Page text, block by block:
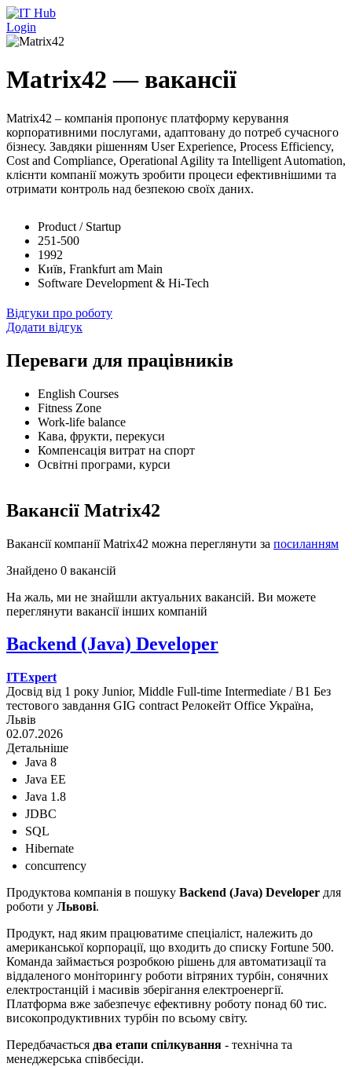
Перейти до основного вмісту
Login
Matrix42 — вакансії
Matrix42 – компанія пропонує платформу керування
корпоративними послугами, адаптовану до потреб сучасного
бізнесу. Завдяки рішенням User Experience, Process Efficiency,
Cost and Compliance, Operational Agility та Intelligent Automation,
клієнти компанії можуть зробити процеси ефективнішими та
отримати контроль над безпекою своїх даних.
Product / Startup
251-500
1992
Київ, Frankfurt am Main
Software Development & Hi-Tech
Відгуки про роботу
Додати відгук
Переваги для працівників
English Courses
Fitness Zone
Work-life balance
Кава, фрукти, перекуси
Компенсація витрат на спорт
Освітні програми, курси
Вакансії Matrix42
Вакансії компанії Matrix42 можна переглянути за посиланням
Знайдено 0 вакансій
На жаль, ми не знайшли актуальних вакансій. Ви можете
переглянути вакансії інших компаній
Backend (Java) Developer
ITExpert
Досвід від 1 року Junior, Middle Full-time Intermediate / B1 Без
тестового завдання GIG contract Релокейт Office Україна,
Львів
02.07.2026
Детальніше
Java 8
Java EE
Java 1.8
JDBC
SQL
Hibernate
concurrency
Продуктова компанія в пошуку Backend (Java) Developer для
роботи у Львові.
Продукт, над яким працюватиме спеціаліст, належить до
американської корпорації, що входить до списку Fortune 500.
Команда займається розробкою рішень для автоматизації та
віддаленого моніторингу роботи вітряних турбін, сонячних
електростанцій і масивів зберігання електроенергії.
Платформа вже забезпечує ефективну роботу понад 60 тис.
високопродуктивних турбін по всьому світу.
Передбачається два етапи спілкування - технічна та
менеджерська співбесіди.